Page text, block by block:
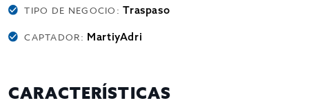
TIPO DE NEGOCIO:Traspaso
CAPTADOR: MartiyAdri
CARACTERÍSTICAS